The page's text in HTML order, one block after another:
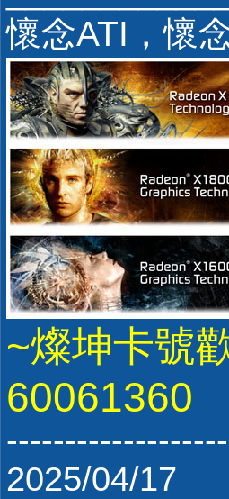
懷念ATI，懷
~燦坤卡號
60061360
2025/04/17